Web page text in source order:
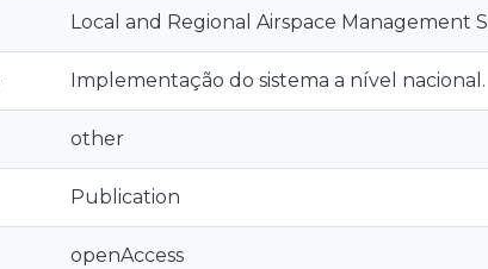
Local and Regional Airspace Management
Implementação do sistema a nível nacional.
other
Publication
openAccess